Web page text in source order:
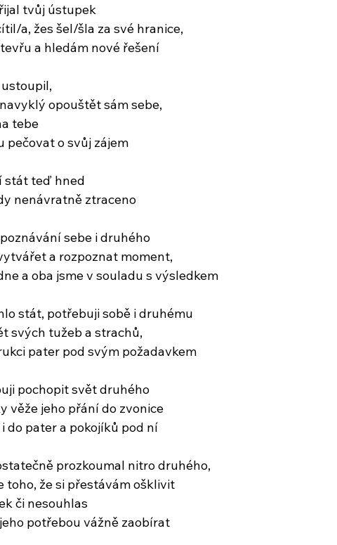
tvůj ústupek
a, žes šel/šla za své hranice,
a hledám nové řešení
opouštět sám sebe,
tebe
pečovat o svůj zájem
stát teď hned
nenávratně ztraceno
sebe i druhého
a rozpoznat moment,
a oba jsme v souladu s výsledkem
stát, potřebuji sobě i druhému
svých tužeb a strachů,
pater pod svým požadavkem
pochopit svět druhého
věže jeho přání do zvonice
do pater a pokojíků pod ní
prozkoumal nitro druhého,
toho, že si přestávám ošklivit
či nesouhlas
potřebou vážně zaobírat